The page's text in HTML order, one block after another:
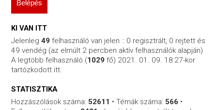
KI VAN ITT
Jelenleg 49felhasználó van jelen :: 0 regisztrált, 0 rejtett és
49 vendég (az elmúlt 2 percben aktív felhasználók alapján)
A legtöbb felhasználó (1029fő) 2021. 01. 09. 18:27-kor
tartózkodott itt.
STATISZTIKA
Hozzászólások száma: 52611 • Témák száma: 566•